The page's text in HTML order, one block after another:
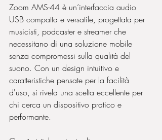
Zoom AMS-44 è un’interfaccia audio
USB compatta e versatile, progettata per
musicisti, podcaster e streamer che
necessitano di una soluzione mobile
senza compromessi sulla qualità del
suono. Con un design intuitivo e
caratteristiche pensate per la facilità
d'uso, si rivela una scelta eccellente per
chi cerca un dispositivo pratico e
performante.